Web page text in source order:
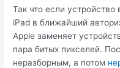
Так что если
iPad в ближайший
Apple заменяет
пара битых пикселей.
неразборным, а потом